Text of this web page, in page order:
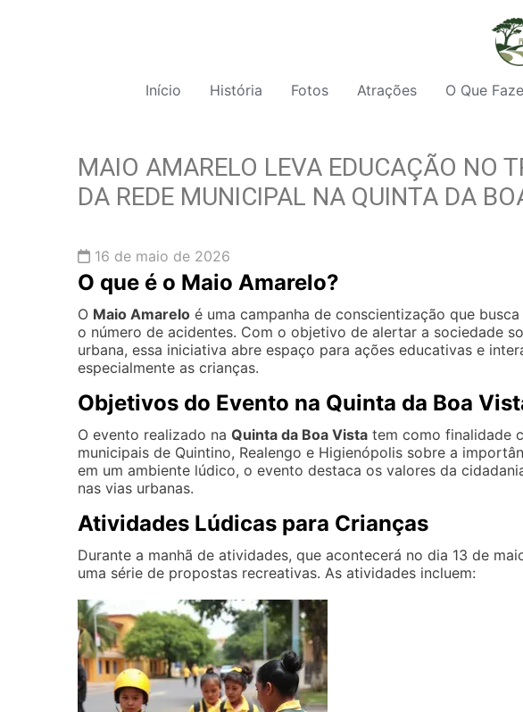
Início História Fotos Atrações O Que
MAIO AMARELO LEVA EDUCAÇÃO NO
DA REDE MUNICIPAL NA QUINTA DA
16 de maio de 2026
O que é o Maio Amarelo?
O Maio Amarelo é uma campanha de conscientização que
o número de acidentes. Com o objetivo de alertar a sociedade
urbana, essa iniciativa abre espaço para ações educativas e
especialmente as crianças.
Objetivos do Evento na Quinta da Boa
O evento realizado na Quinta da Boa Vista tem como finalidade
municipais de Quintino, Realengo e Higienópolis sobre a
em um ambiente lúdico, o evento destaca os valores da
nas vias urbanas.
Atividades Lúdicas para Crianças
Durante a manhã de atividades, que acontecerá no dia 13 de
uma série de propostas recreativas. As atividades incluem: